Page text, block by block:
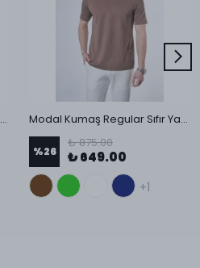
Çizgili Özel Üretim Oversize T-Shirt Modal Kumaş Regular Sıfır Yaka T-Shirt
%26
₺ 875.00
₺ 649.00
+1